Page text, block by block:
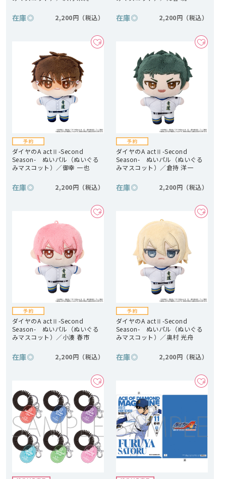
在庫◎ 2,200円 在庫◎ 2,200円
ダイヤのA actⅡ-Second
Season- ぬいパル（ぬいぐる
みマスコット）／御幸 一也
在庫◎ 2,200円
ダイヤのA actⅡ-Second
Season- ぬいパル（ぬいぐる
みマスコット）／倉持 洋一
在庫◎ 2,200円
ダイヤのA actⅡ-Second
Season- ぬいパル（ぬいぐる
みマスコット）／小湊 春市
在庫◎ 2,200円
ダイヤのA actⅡ-Second
Season- ぬいパル（ぬいぐる
みマスコット）／奥村 光舟
在庫◎ 2,200円